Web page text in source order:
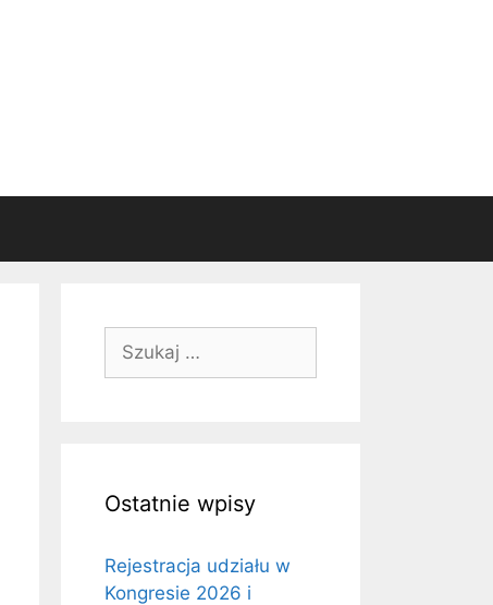
Ostatnie wpisy
Rejestracja udziału w
Kongresie 2026 i